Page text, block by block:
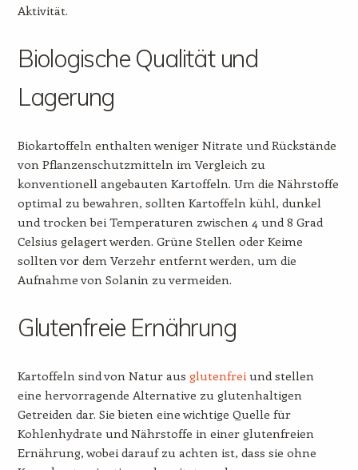
Aktivität.
Biologische Qualität und
Lagerung
Biokartoffeln enthalten weniger Nitrate und Rückstände
von Pflanzenschutzmitteln im Vergleich zu
konventionell angebauten Kartoffeln. Um die Nährstoffe
optimal zu bewahren, sollten Kartoffeln kühl, dunkel
und trocken bei Temperaturen zwischen 4 und 8 Grad
Celsius gelagert werden. Grüne Stellen oder Keime
sollten vor dem Verzehr entfernt werden, um die
Aufnahme von Solanin zu vermeiden.
Glutenfreie Ernährung
Kartoffeln sind von Natur aus glutenfrei und stellen
eine hervorragende Alternative zu glutenhaltigen
Getreiden dar. Sie bieten eine wichtige Quelle für
Kohlenhydrate und Nährstoffe in einer glutenfreien
Ernährung, wobei darauf zu achten ist, dass sie ohne